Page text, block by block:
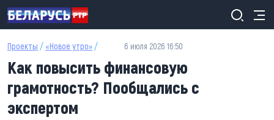
Перейти к основному содержанию
Проекты / «Новое утро» / 6 июля 2026 16:50
Как повысить финансовую
грамотность? Пообщались с
экспертом